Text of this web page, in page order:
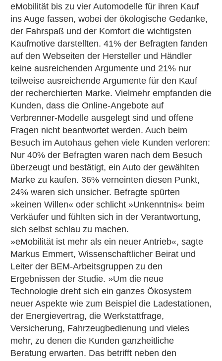
eMobilität bis zu vier Automodelle für ihren Kauf
ins Auge fassen, wobei der ökologische Gedanke,
der Fahrspaß und der Komfort die wichtigsten
Kaufmotive darstellten. 41% der Befragten fanden
auf den Webseiten der Hersteller und Händler
keine ausreichenden Argumente und 21% nur
teilweise ausreichende Argumente für den Kauf
der recherchierten Marke. Vielmehr empfanden die
Kunden, dass die Online-Angebote auf
Verbrenner-Modelle ausgelegt sind und offene
Fragen nicht beantwortet werden. Auch beim
Besuch im Autohaus gehen viele Kunden verloren:
Nur 40% der Befragten waren nach dem Besuch
überzeugt und bestätigt, ein Auto der gewählten
Marke zu kaufen. 36% verneinten diesen Punkt,
24% waren sich unsicher. Befragte spürten
»keinen Willen« oder schlicht »Unkenntnis« beim
Verkäufer und fühlten sich in der Verantwortung,
sich selbst schlau zu machen.
»eMobilität ist mehr als ein neuer Antrieb«, sagte
Markus Emmert, Wissenschaftlicher Beirat und
Leiter der BEM-Arbeitsgruppen zu den
Ergebnissen der Studie. »Um die neue
Technologie dreht sich ein ganzes Ökosystem
neuer Aspekte wie zum Beispiel die Ladestationen,
der Energievertrag, die Werkstattfrage,
Versicherung, Fahrzeugbedienung und vieles
mehr, zu denen die Kunden ganzheitliche
Beratung erwarten. Das betrifft neben den